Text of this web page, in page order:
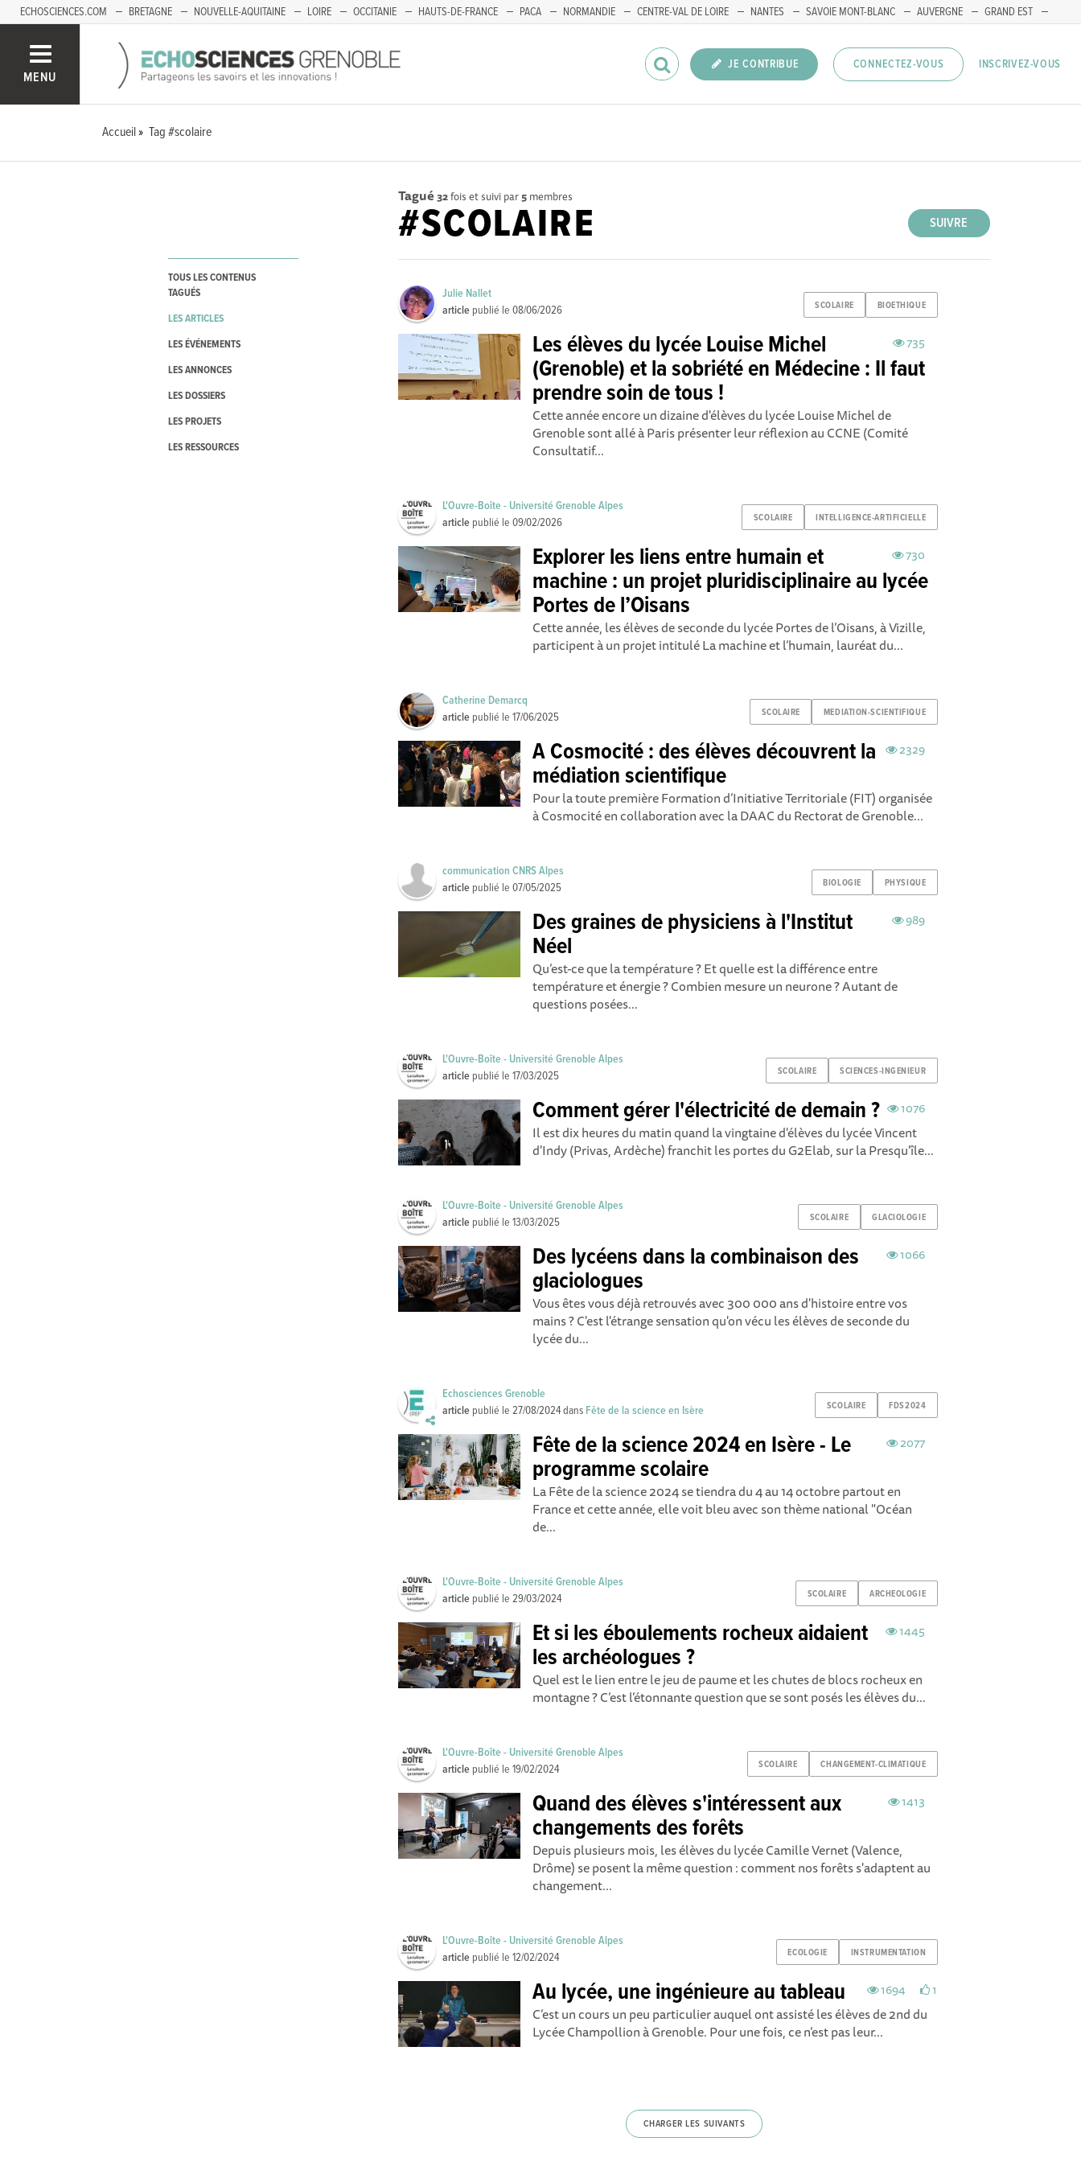
ECHOSCIENCES.COM BRETAGNE NOUVELLE-AQUITAINE LOIRE OCCITANIE HAUTS-DE-FRANCE PACA NORMANDIE CENTRE-VAL DE LOIRE NANTES SAVOIE MONT-BLANC AUVERGNE
GRAND EST
MENU
JE CONTRIBUE CONNECTEZ-VOUS INSCRIVEZ-VOUS
Accueil Tag #scolaire
TOUS LES CONTENUS
TAGUÉS
LES ARTICLES
LES ÉVÉNEMENTS
LES ANNONCES
LES DOSSIERS
LES PROJETS
LES RESSOURCES
Tagué 32fois et suivi par5 membres
SUIVRE
#SCOLAIRE
SCOLAIRE BIOETHIQUE
Julie Nallet
article publié le08/06/2026
735
Les élèves du lycée Louise Michel
(Grenoble) et la sobriété en Médecine : Il faut
prendre soin de tous !
Cette année encore un dizaine d'élèves du lycée Louise Michel de
Grenoble sont allé à Paris présenter leur réflexion au CCNE (Comité
Consultatif...
SCOLAIRE INTELLIGENCE-ARTIFICIELLE
L'Ouvre-Boîte - Université Grenoble Alpes
article publié le09/02/2026
730
Explorer les liens entre humain et
machine : un projet pluridisciplinaire au lycée
Portes de l’Oisans
Cette année, les élèves de seconde du lycée Portes de l’Oisans, à Vizille,
participent à un projet intitulé La machine et l’humain, lauréat du...
SCOLAIRE MEDIATION-SCIENTIFIQUE
Catherine Demarcq
article publié le17/06/2025
2329
A Cosmocité : des élèves découvrent la
médiation scientifique
Pour la toute première Formation d’Initiative Territoriale (FIT) organisée
à Cosmocité en collaboration avec la DAAC du Rectorat de Grenoble ...
BIOLOGIE PHYSIQUE
communication CNRS Alpes
article publié le07/05/2025
989
Des graines de physiciens à l'Institut
Néel
Qu’est-ce que la température ? Et quelle est la différence entre
température et énergie ? Combien mesure un neurone ? Autant de
questions posées...
SCOLAIRE SCIENCES-INGENIEUR
L'Ouvre-Boîte - Université Grenoble Alpes
article publié le17/03/2025
1076
Comment gérer l'électricité de demain ?
Il est dix heures du matin quand la vingtaine d'élèves du lycée Vincent
d'Indy (Privas, Ardèche) franchit les portes du G2Elab, sur la Presqu'île...
SCOLAIRE GLACIOLOGIE
L'Ouvre-Boîte - Université Grenoble Alpes
article publié le13/03/2025
1066
Des lycéens dans la combinaison des
glaciologues
Vous êtes vous déjà retrouvés avec 300 000 ans d'histoire entre vos
mains ? C'est l'étrange sensation qu'on vécu les élèves de seconde du
lycée du...
SCOLAIRE FDS2024
Echosciences Grenoble
article publié le27/08/2024dans Fête de la science en Isère
2077
Fête de la science 2024 en Isère - Le
programme scolaire
La Fête de la science 2024 se tiendra du 4 au 14 octobre partout en
France et cette année, elle voit bleu avec son thème national "Océan
de...
SCOLAIRE ARCHEOLOGIE
L'Ouvre-Boîte - Université Grenoble Alpes
article publié le29/03/2024
1445
Et si les éboulements rocheux aidaient
les archéologues ?
Quel est le lien entre le jeu de paume et les chutes de blocs rocheux en
montagne ? C’est l’étonnante question que se sont posés les élèves du...
SCOLAIRE CHANGEMENT-CLIMATIQUE
L'Ouvre-Boîte - Université Grenoble Alpes
article publié le19/02/2024
1413
Quand des élèves s'intéressent aux
changements des forêts
Depuis plusieurs mois, les élèves du lycée Camille Vernet (Valence,
Drôme) se posent la même question : comment nos forêts s'adaptent au
changement...
ECOLOGIE INSTRUMENTATION
L'Ouvre-Boîte - Université Grenoble Alpes
article publié le12/02/2024
1694 1
Au lycée, une ingénieure au tableau
C’est un cours un peu particulier auquel ont assisté les élèves de 2nd du
Lycée Champollion à Grenoble. Pour une fois, ce n’est pas leur...
CHARGER LES SUIVANTS